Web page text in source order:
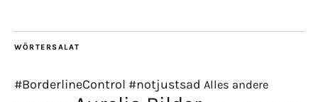
WÖRTERSALAT
#BorderlineControl #notjustsad Alles andere